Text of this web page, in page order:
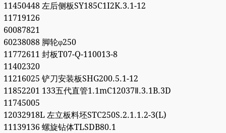
11450448 左后侧板SY185C1I2K.3.1-12
11719126
60087821
60238088 脚轮φ250
11772611 封板T07-Q-110013-8
11402320
11216025 铲刀安装板SHG200.5.1-12
11852201 133五代直管1.1mC12037Ⅱ.3.1B.3D
11745005
12032918L 左立板料坯STC250S.2.1.1.2-3(L)
11139136 螺旋钻体TLSDB80.1